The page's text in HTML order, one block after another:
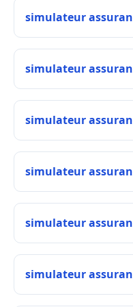
simulateur
simulateur
simulateur
simulateur
simulateur
simulateur